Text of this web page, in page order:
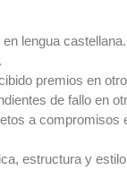
lengua castellana.
premios en
de fallo en
a compromisos
estructura y